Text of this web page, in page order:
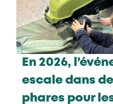
En 2026,
escale dans
phares pour